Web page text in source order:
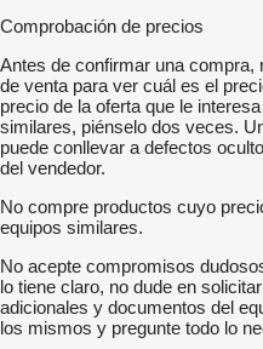
Comprobación de precios
Antes de confirmar una compra,
de venta para ver cuál es el
precio de la oferta que le
similares, piénselo dos veces.
puede conllevar a defectos
del vendedor.
No compre productos cuyo
equipos similares.
No acepte compromisos
lo tiene claro, no dude en
adicionales y documentos del
los mismos y pregunte todo lo